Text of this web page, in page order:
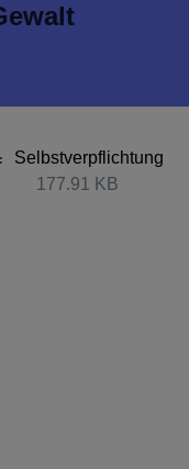
Selbstverpflichtung
177.91 KB